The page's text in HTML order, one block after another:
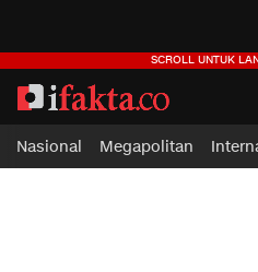
ifakta.co
#pastibenar
Nasional Megapolitan